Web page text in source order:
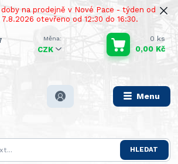
na prodejně v Nové Pace - týden od
otevřeno od 12:30 do 16:30.
Menu
CZK
HLEDAT
0 ks
0,00 Kč